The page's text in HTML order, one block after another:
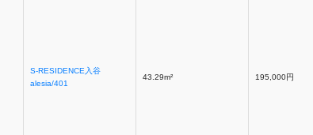
S-RESIDENCE入谷
alesia/401
43.29m² 195,000円